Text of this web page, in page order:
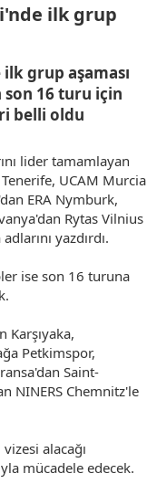
ilk grup
grup aşaması
16 turu için
belli oldu​
lider tamamlayan
UCAM Murcia
ERA Nymburk,
Rytas Vilnius
yazdırdı.
ise son 16 turuna
Karşıyaka,
Petkimspor,
Saint-
NINERS Chemnitz'le
alacağı
mücadele edecek.